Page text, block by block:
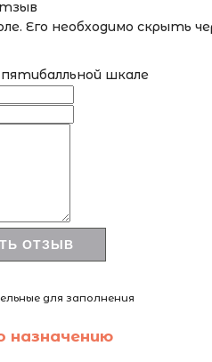
Его необходимо скрыть
шкале
для заполнения
назначению